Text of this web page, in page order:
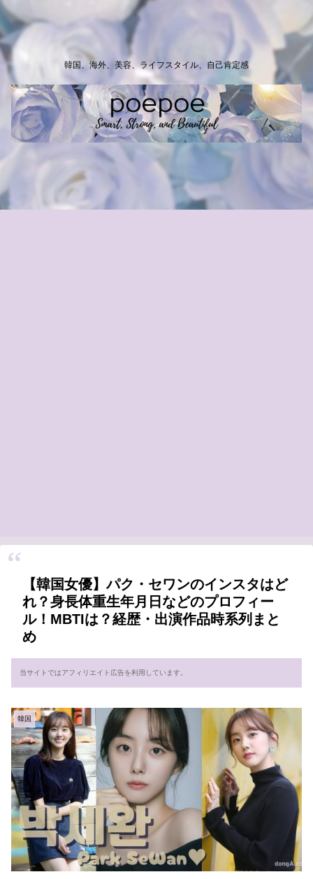
韓国、海外、美容、ライフスタイル、自己肯定感
【韓国女優】パク・セワンのインスタはど
れ？身長体重生年月日などのプロフィー
ル！MBTIは？経歴・出演作品時系列まと
め
当サイトではアフィリエイト広告を利用しています。
韓国